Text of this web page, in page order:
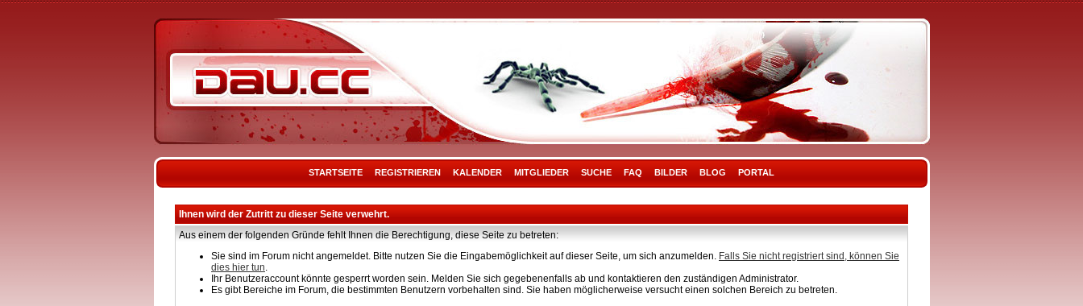
STARTSEITE REGISTRIEREN KALENDER MITGLIEDER SUCHE FAQ BILDER BLOG PORTAL
Ihnen wird der Zutritt zu dieser Seite verwehrt.
Aus einem der folgenden Gründe fehlt Ihnen die Berechtigung, diese Seite zu betreten:
Sie sind im Forum nicht angemeldet. Bitte nutzen Sie die Eingabemöglichkeit auf dieser Seite, um sich anzumelden. Falls Sie nicht registriert sind, können Sie
dies hier tun.
Ihr Benutzeraccount könnte gesperrt worden sein. Melden Sie sich gegebenenfalls ab und kontaktieren den zuständigen Administrator.
Es gibt Bereiche im Forum, die bestimmten Benutzern vorbehalten sind. Sie haben möglicherweise versucht einen solchen Bereich zu betreten.